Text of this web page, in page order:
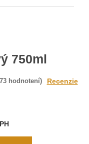
750ml
hodnotení) Recenzie